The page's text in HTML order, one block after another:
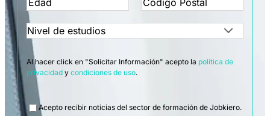
Al hacer click en "Solicitar Información" acepto la política de
privacidadycondiciones de uso.
Legal
Acepto recibir noticias del sector de formación de Jobkiero.